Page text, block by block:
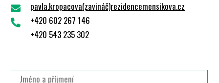
pavla.kropacova(zavináč)rezidencemensikova.cz
+420 602 267 146
+420 543 235 302